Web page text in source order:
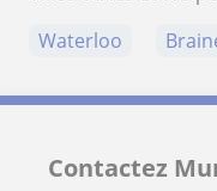
Waterloo
Contactez